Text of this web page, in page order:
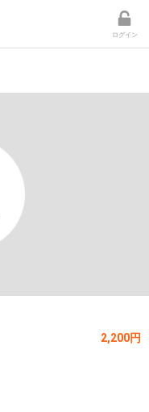
ログイン
2,200円